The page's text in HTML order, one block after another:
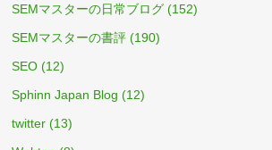
SEMマスターの日常ブログ (152)
SEMマスターの書評 (190)
SEO (12)
Sphinn Japan Blog (12)
twitter (13)